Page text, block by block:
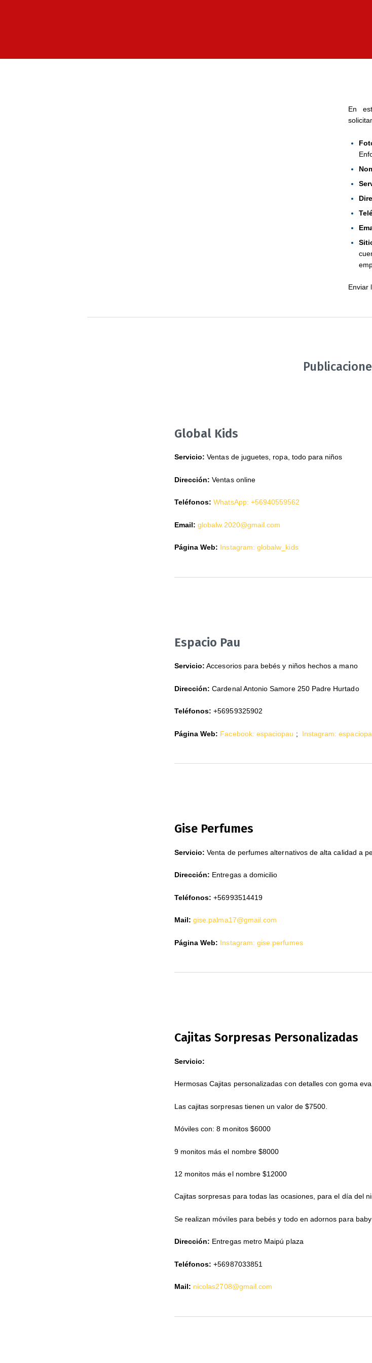
INSTITUCIÓN
En
Enviar
Global Kids
Servicio: Ventas de juguetes, ropa, todo para niños
Dirección: Ventas online
Teléfonos: WhatsApp: +56940559562
Email: globalw.2020@gmail.com
Página Web: Instagram: globalw_kids
Espacio Pau
Servicio: Accesorios para bebés y niños hechos a mano
Dirección: Cardenal Antonio Samore 250 Padre Hurtado
Teléfonos: +56959325902
Página Web: Facebook: espaciopau ; Instagram:
Gise Perfumes
Servicio: Venta de perfumes alternativos de alta calidad a
Dirección: Entregas a domicilio
Teléfonos:+56993514419
Mail: gise.palma17@gmail.com
Página Web: Instagram: gise.perfumes
Cajitas Sorpresas Personalizadas
Servicio:
Hermosas Cajitas personalizadas con detalles con goma
Las cajitas sorpresas tienen un valor de $7500.
Móviles con: 8 monitos $6000
9 monitos más el nombre $8000
12 monitos más el nombre $12000
Cajitas sorpresas para todas las ocasiones, para el día del
Se realizan móviles para bebés y todo en adornos para
Dirección: Entregas metro Maipú plaza
Teléfonos:+56987033851
Mail: nicolas2708@gmail.com